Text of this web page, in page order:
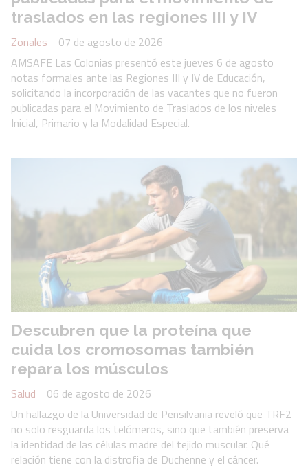
traslados en las regiones III y IV
Zonales
07 de agosto de 2026
AMSAFE Las Colonias presentó este jueves 6 de agosto
notas formales ante las Regiones III y IV de Educación,
solicitando la incorporación de las vacantes que no fueron
publicadas para el Movimiento de Traslados de los niveles
Inicial, Primario y la Modalidad Especial.
Descubren que la proteína que
cuida los cromosomas también
repara los músculos
Salud
06 de agosto de 2026
Un hallazgo de la Universidad de Pensilvania reveló que TRF2
no solo resguarda los telómeros, sino que también preserva
la identidad de las células madre del tejido muscular. Qué
relación tiene con la distrofia de Duchenne y el cáncer.